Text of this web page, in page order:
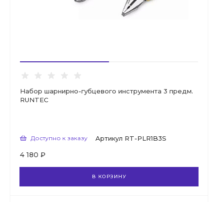
Набор шарнирно-губцевого инструмента 3 предм.
RUNTEC
Доступно к заказу Артикул RT-PLR1B3S
4 180 ₽
В КОРЗИНУ